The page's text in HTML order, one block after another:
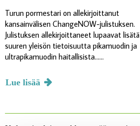
Turun pormestari on allekirjoittanut
kansainvälisen ChangeNOW-julistuksen.
Julistuksen allekirjoittaneet lupaavat lisätä
suuren yleisön tietoisuutta pikamuodin ja
ultrapikamuodin haitallisista......
Lue lisää